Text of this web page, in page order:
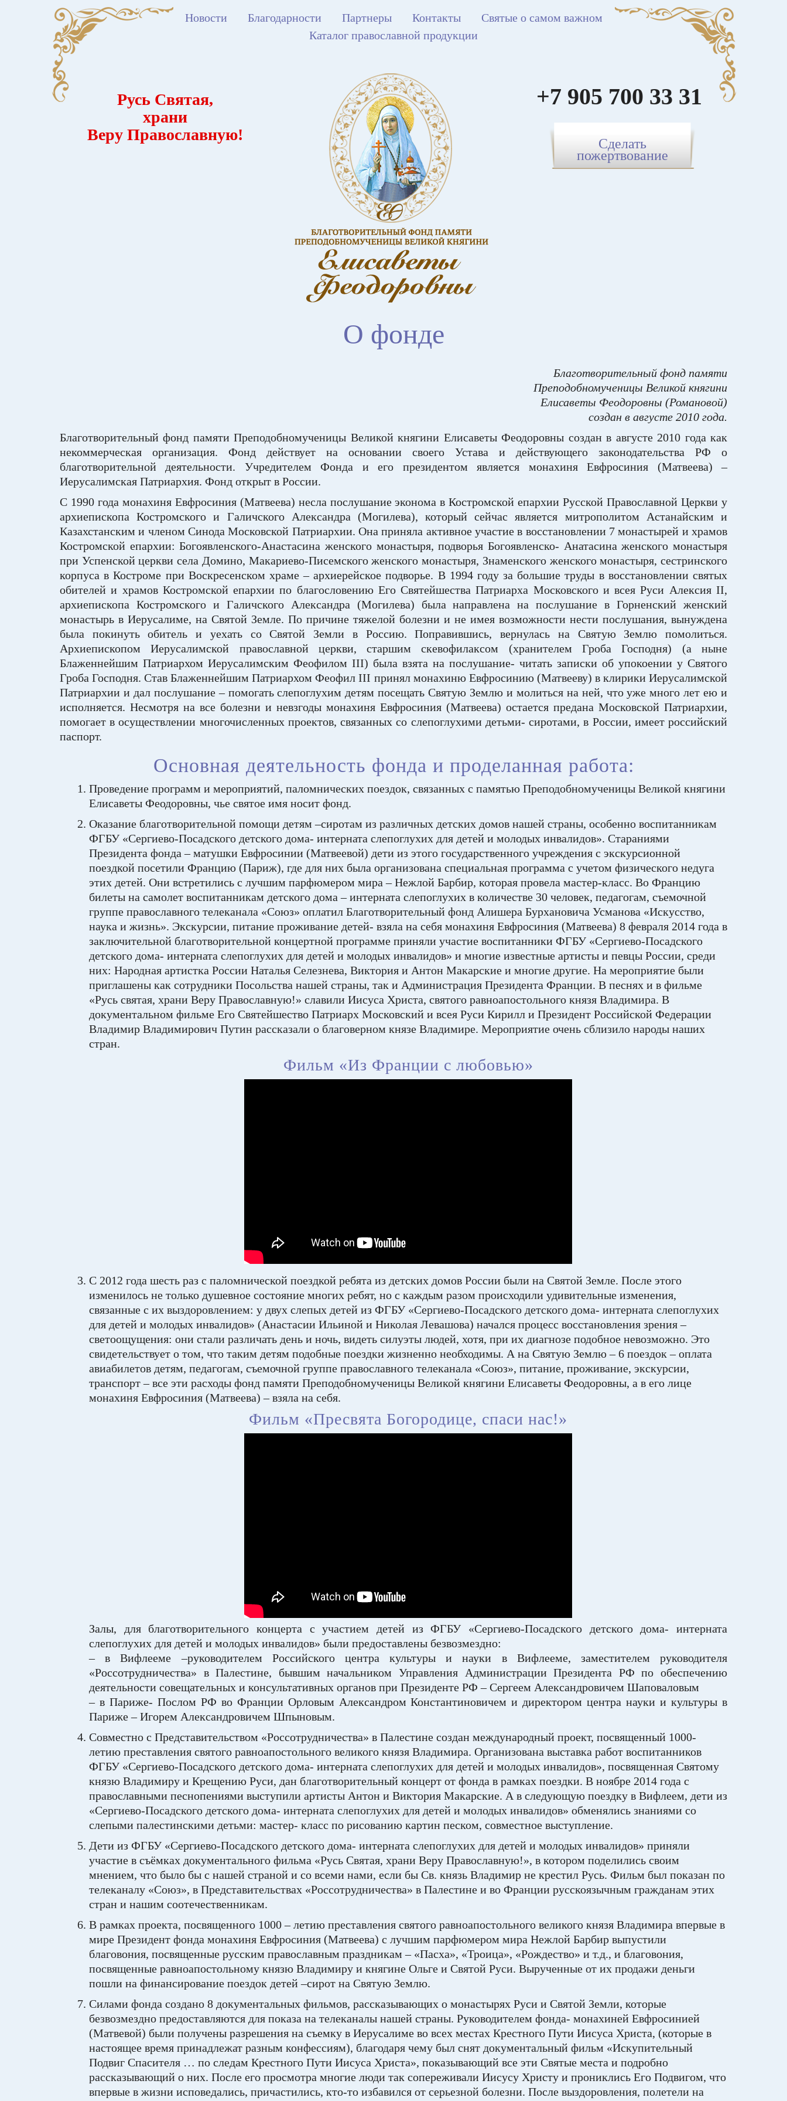
Новости Благодарности Партнеры Контакты
Святые о самом важном
Каталог православной продукции
Русь Святая,
храни
Веру Православную!
+7 905 700 33 31
Сделать
пожертвование
О фонде
Благотворительный фонд памяти
Преподобномученицы Великой княгини
Елисаветы Феодоровны (Романовой)
создан в августе 2010 года.
Благотворительный фонд памяти Преподобномученицы Великой княгини Елисаветы Феодоровны создан в августе 2010 года как
некоммерческая организация. Фонд действует на основании своего Устава и действующего законодательства РФ о
благотворительной деятельности. Учредителем Фонда и его президентом является монахиня Евфросиния (Матвеева) –
Иерусалимская Патриархия. Фонд открыт в России.
С 1990 года монахиня Евфросиния (Матвеева) несла послушание эконома в Костромской епархии Русской Православной Церкви у
архиепископа Костромского и Галичского Александра (Могилева), который сейчас является митрополитом Астанайским и
Казахстанским и членом Синода Московской Патриархии. Она приняла активное участие в восстановлении 7 монастырей и храмов
Костромской епархии: Богоявленского-Анастасина женского монастыря, подворья Богоявленско- Анатасина женского монастыря
при Успенской церкви села Домино, Макариево-Писемского женского монастыря, Знаменского женского монастыря, сестринского
корпуса в Костроме при Воскресенском храме – архиерейское подворье. В 1994 году за большие труды в восстановлении святых
обителей и храмов Костромской епархии по благословению Его Святейшества Патриарха Московского и всея Руси Алексия II,
архиепископа Костромского и Галичского Александра (Могилева) была направлена на послушание в Горненский женский
монастырь в Иерусалиме, на Святой Земле. По причине тяжелой болезни и не имея возможности нести послушания, вынуждена
была покинуть обитель и уехать со Святой Земли в Россию. Поправившись, вернулась на Святую Землю помолиться.
Архиепископом Иерусалимской православной церкви, старшим скевофилаксом (хранителем Гроба Господня) (а ныне
Блаженнейшим Патриархом Иерусалимским Феофилом III) была взята на послушание- читать записки об упокоении у Святого
Гроба Господня. Став Блаженнейшим Патриархом Феофил III принял монахиню Евфросинию (Матвееву) в клирики Иерусалимской
Патриархии и дал послушание – помогать слепоглухим детям посещать Святую Землю и молиться на ней, что уже много лет ею и
исполняется. Несмотря на все болезни и невзгоды монахиня Евфросиния (Матвеева) остается предана Московской Патриархии,
помогает в осуществлении многочисленных проектов, связанных со слепоглухими детьми- сиротами, в России, имеет российский
паспорт.
Основная деятельность фонда и проделанная работа:
Проведение программ и мероприятий, паломнических поездок, связанных с памятью Преподобномученицы Великой княгини
Елисаветы Феодоровны, чье святое имя носит фонд.
Оказание благотворительной помощи детям –сиротам из различных детских домов нашей страны, особенно воспитанникам
ФГБУ «Сергиево-Посадского детского дома- интерната слепоглухих для детей и молодых инвалидов». Стараниями
Президента фонда – матушки Евфросинии (Матвеевой) дети из этого государственного учреждения с экскурсионной
поездкой посетили Францию (Париж), где для них была организована специальная программа с учетом физического недуга
этих детей. Они встретились с лучшим парфюмером мира – Нежлой Барбир, которая провела мастер-класс. Во Францию
билеты на самолет воспитанникам детского дома – интерната слепоглухих в количестве 30 человек, педагогам, съемочной
группе православного телеканала «Союз» оплатил Благотворительный фонд Алишера Бурхановича Усманова «Искусство,
наука и жизнь». Экскурсии, питание проживание детей- взяла на себя монахиня Евфросиния (Матвеева) 8 февраля 2014 года в
заключительной благотворительной концертной программе приняли участие воспитанники ФГБУ «Сергиево-Посадского
детского дома- интерната слепоглухих для детей и молодых инвалидов» и многие известные артисты и певцы России, среди
них: Народная артистка России Наталья Селезнева, Виктория и Антон Макарские и многие другие. На мероприятие были
приглашены как сотрудники Посольства нашей страны, так и Администрация Президента Франции. В песнях и в фильме
«Русь святая, храни Веру Православную!» славили Иисуса Христа, святого равноапостольного князя Владимира. В
документальном фильме Его Святейшество Патриарх Московский и всея Руси Кирилл и Президент Российской Федерации
Владимир Владимирович Путин рассказали о благоверном князе Владимире. Мероприятие очень сблизило народы наших
стран.
Фильм «Из Франции с любовью»
С 2012 года шесть раз с паломнической поездкой ребята из детских домов России были на Святой Земле. После этого
изменилось не только душевное состояние многих ребят, но с каждым разом происходили удивительные изменения,
связанные с их выздоровлением: у двух слепых детей из ФГБУ «Сергиево-Посадского детского дома- интерната слепоглухих
для детей и молодых инвалидов» (Анастасии Ильиной и Николая Левашова) начался процесс восстановления зрения –
светоощущения: они стали различать день и ночь, видеть силуэты людей, хотя, при их диагнозе подобное невозможно. Это
свидетельствует о том, что таким детям подобные поездки жизненно необходимы. А на Святую Землю – 6 поездок – оплата
авиабилетов детям, педагогам, съемочной группе православного телеканала «Союз», питание, проживание, экскурсии,
транспорт – все эти расходы фонд памяти Преподобномученицы Великой княгини Елисаветы Феодоровны, а в его лице
монахиня Евфросиния (Матвеева) – взяла на себя.
Фильм «Пресвята Богородице, спаси нас!»
Залы, для благотворительного концерта с участием детей из ФГБУ «Сергиево-Посадского детского дома- интерната
слепоглухих для детей и молодых инвалидов» были предоставлены безвозмездно:
– в Вифлееме –руководителем Российского центра культуры и науки в Вифлееме, заместителем руководителя
«Россотрудничества» в Палестине, бывшим начальником Управления Администрации Президента РФ по обеспечению
деятельности совещательных и консультативных органов при Президенте РФ – Сергеем Александровичем Шаповаловым
– в Париже- Послом РФ во Франции Орловым Александром Константиновичем и директором центра науки и культуры в
Париже – Игорем Александровичем Шпыновым.
Совместно с Представительством «Россотрудничества» в Палестине создан международный проект, посвященный 1000-
летию преставления святого равноапостольного великого князя Владимира. Организована выставка работ воспитанников
ФГБУ «Сергиево-Посадского детского дома- интерната слепоглухих для детей и молодых инвалидов», посвященная Святому
князю Владимиру и Крещению Руси, дан благотворительный концерт от фонда в рамках поездки. В ноябре 2014 года с
православными песнопениями выступили артисты Антон и Виктория Макарские. А в следующую поездку в Вифлеем, дети из
«Сергиево-Посадского детского дома- интерната слепоглухих для детей и молодых инвалидов» обменялись знаниями со
слепыми палестинскими детьми: мастер- класс по рисованию картин песком, совместное выступление.
Дети из ФГБУ «Сергиево-Посадского детского дома- интерната слепоглухих для детей и молодых инвалидов» приняли
участие в съёмках документального фильма «Русь Святая, храни Веру Православную!», в котором поделились своим
мнением, что было бы с нашей страной и со всеми нами, если бы Св. князь Владимир не крестил Русь. Фильм был показан по
телеканалу «Союз», в Представительствах «Россотрудничества» в Палестине и во Франции русскоязычным гражданам этих
стран и нашим соотечественникам.
В рамках проекта, посвященного 1000 – летию преставления святого равноапостольного великого князя Владимира впервые в
мире Президент фонда монахиня Евфросиния (Матвеева) с лучшим парфюмером мира Нежлой Барбир выпустили
благовония, посвященные русским православным праздникам – «Пасха», «Троица», «Рождество» и т.д., и благовония,
посвященные равноапостольному князю Владимиру и княгине Ольге и Святой Руси. Вырученные от их продажи деньги
пошли на финансирование поездок детей –сирот на Святую Землю.
Силами фонда создано 8 документальных фильмов, рассказывающих о монастырях Руси и Святой Земли, которые
безвозмездно предоставляются для показа на телеканалы нашей страны. Руководителем фонда- монахиней Евфросинией
(Матвевой) были получены разрешения на съемку в Иерусалиме во всех местах Крестного Пути Иисуса Христа, (которые в
настоящее время принадлежат разным конфессиям), благодаря чему был снят документальный фильм «Искупительный
Подвиг Спасителя … по следам Крестного Пути Иисуса Христа», показывающий все эти Святые места и подробно
рассказывающий о них. После его просмотра многие люди так сопереживали Иисусу Христу и прониклись Его Подвигом, что
впервые в жизни исповедались, причастились, кто-то избавился от серьезной болезни. После выздоровления, полетели на